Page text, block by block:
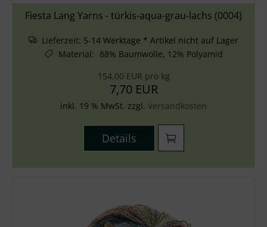
Fiesta Lang Yarns - türkis-aqua-grau-lachs (0004)
Lieferzeit: 5-14 Werktage * Artikel nicht auf Lager
Material: 88% Baumwolle, 12% Polyamid
154,00 EUR pro kg
7,70 EUR
inkl. 19 % MwSt. zzgl. Versandkosten
Details